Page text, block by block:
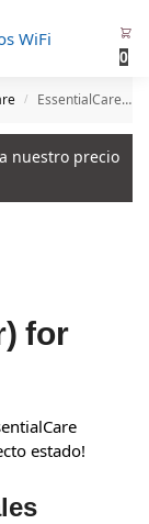
0
/ EssentialCare (2-Year) for Balance 710
nuestro precio
for
estado!